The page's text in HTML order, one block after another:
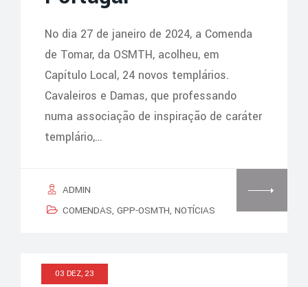
No dia 27 de janeiro de 2024, a Comenda
de Tomar, da OSMTH, acolheu, em
Capítulo Local, 24 novos templários.
Cavaleiros e Damas, que professando
numa associação de inspiração de caráter
templário,…
ADMIN
COMENDAS, GPP-OSMTH, NOTÍCIAS
03 DEZ, 23